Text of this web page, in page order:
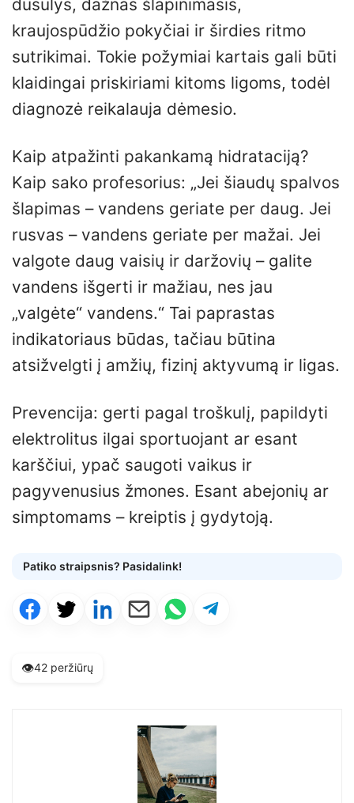
dusulys, dažnas šlapinimasis,
kraujospūdžio pokyčiai ir širdies ritmo
sutrikimai. Tokie požymiai kartais gali būti
klaidingai priskiriami kitoms ligoms, todėl
diagnozė reikalauja dėmesio.
Kaip atpažinti pakankamą hidrataciją?
Kaip sako profesorius: „Jei šiaudų spalvos
šlapimas – vandens geriate per daug. Jei
rusvas – vandens geriate per mažai. Jei
valgote daug vaisių ir daržovių – galite
vandens išgerti ir mažiau, nes jau
„valgėte“ vandens.“ Tai paprastas
indikatoriaus būdas, tačiau būtina
atsižvelgti į amžių, fizinį aktyvumą ir ligas.
Prevencija: gerti pagal troškulį, papildyti
elektrolitus ilgai sportuojant ar esant
karščiui, ypač saugoti vaikus ir
pagyvenusius žmones. Esant abejonių ar
simptomams – kreiptis į gydytoją.
Patiko straipsnis? Pasidalink!
👁️42 peržiūrų